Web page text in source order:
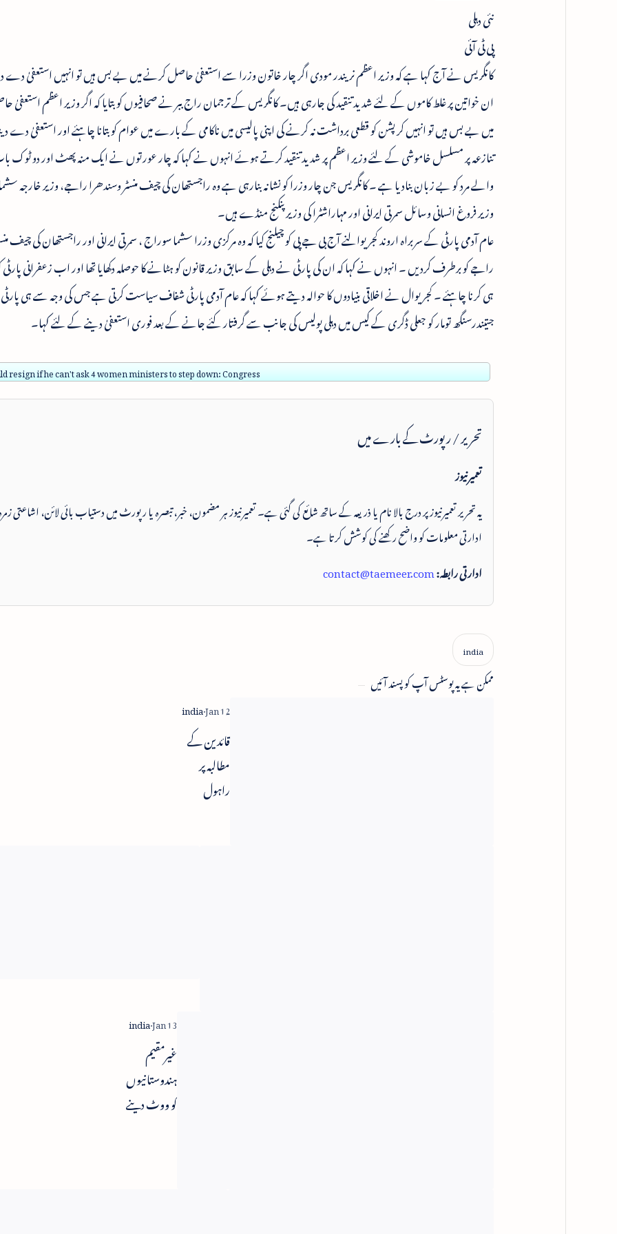
نئی دہلی
پی ٹی آئی
کانگریس نے آج کہا ہے کہ وزیر اعظم نریندر مودی اگر چار خاتون وزرا سے استعفیٰ حاصل کرنے میں بے بس ہیں تو انہیں استعفیٰ دے
ان خواتین پر غلط کاموں کے لئے شدید تنقید کی جارہی ہیں۔ کانگریس کے ترجمان راج ببر نے صحافیوں کو بتایا کہ اگر وزیر اعظم
میں بے بس ہیں تو انہیں کرپشن کو قطعی برداشت نہ کرنے کی اپنی پالیسی میں ناکامی کے بارے میں عوام کو بتانا چاہئے اور استعفیٰ دے
تنازعہ پر مسلسل خاموشی کے لئے وزیر اعظم پر شدید تنقید کرتے ہوئے انہوں نے کہا کہ چار عورتوں نے ایک منہ پھٹ اور دو
والے مرد کو بے زبان بنادیا ہے ۔ کانگریس جن چار وزرا کو نشانہ بنارہی ہے وہ راجستھان کی چیف منسٹر وسندھرا راجے، وزیر خارجہ
وزیر فروغ انسانی وسائل سمرتی ایرانی اور مہاراشٹرا کی وزیر پنکنج منڈے ہیں۔
عام آدمی پارٹی کے سربراہ اروند کجریوالنے آج بی جے پی کو چیلنج کیا کہ وہ مرکزی وزرا سشما سوراج ، سمرتی ایرانی اور راجستھان کی چیف
راجے کو برطرف کردیں ۔ انہوں نے کہا کہ ان کی پارٹی نے دہلی کے سابق وزیر قانون کو ہٹانے کا حوصلہ دکھایا تھا اور اب زعفرانی پارٹی
ہی کرنا چاہئے ۔ کجریوال نے اخلاقی بنیادوں کا حوالہ دیتے ہوئے کہا کہ عام آدمی پارٹی شفاف سیاست کرتی ہے جس کی وجہ سے ہی
جتیندرسنگھ تومار کو جعلی ڈگری کے کیس میں دہلی پولیس کی جانب سے گرفتار کئے جانے کے بعد فوری استعفیٰ دینے کے لئے کہا۔
resign if he can't ask 4 women ministers to step down: Congress
تحریر / رپورٹ کے بارے میں
تعمیرنیوز
یہ تحریر تعمیرنیوز پر درج بالا نام یا ذریعہ کے ساتھ شائع کی گئی ہے۔ تعمیرنیوز ہر مضمون، خبر، تبصرہ یا رپورٹ میں دستیاب بائی لائن، اشاعتی
ادارتی معلومات کو واضح رکھنے کی کوشش کرتا ہے۔
ادارتی رابطہ:contact@taemeer.com
ممکن ہے یہ پوسٹس آپ کو پسند آئیں
قائدین کے
مطالبہ پر
راہول
حکومت کی
سرزنشغیرمقیم
ہندوستانیوں
کو ووٹ دینے